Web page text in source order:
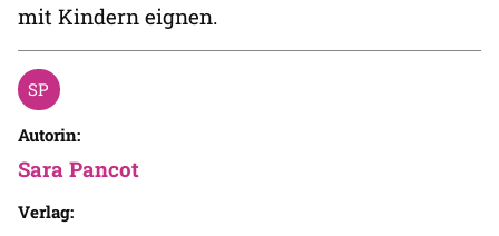
mit Kindern eignen.
Autorin:
Sara Pancot
Verlag: